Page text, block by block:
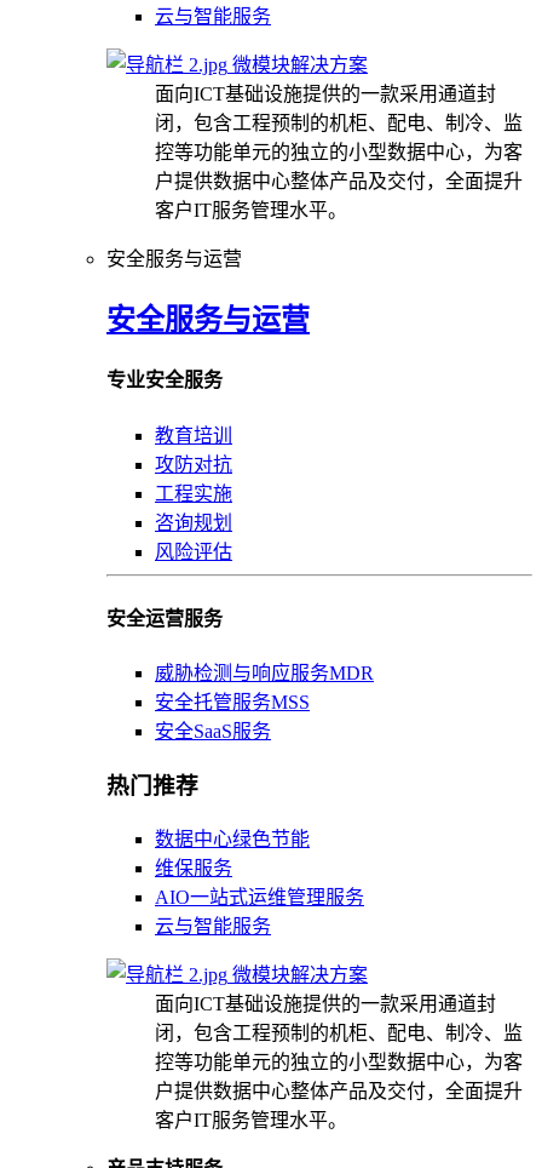
云与智能服务
微模块解决方案
面向ICT基础设施提供的一款采用通道封
闭，包含工程预制的机柜、配电、制冷、监
控等功能单元的独立的小型数据中心，为客
户提供数据中心整体产品及交付，全面提升
客户IT服务管理水平。
安全服务与运营
安全服务与运营
专业安全服务
教育培训
攻防对抗
工程实施
咨询规划
风险评估
安全运营服务
威胁检测与响应服务MDR
安全托管服务MSS
安全SaaS服务
热门推荐
数据中心绿色节能
维保服务
AIO一站式运维管理服务
云与智能服务
微模块解决方案
面向ICT基础设施提供的一款采用通道封
闭，包含工程预制的机柜、配电、制冷、监
控等功能单元的独立的小型数据中心，为客
户提供数据中心整体产品及交付，全面提升
客户IT服务管理水平。